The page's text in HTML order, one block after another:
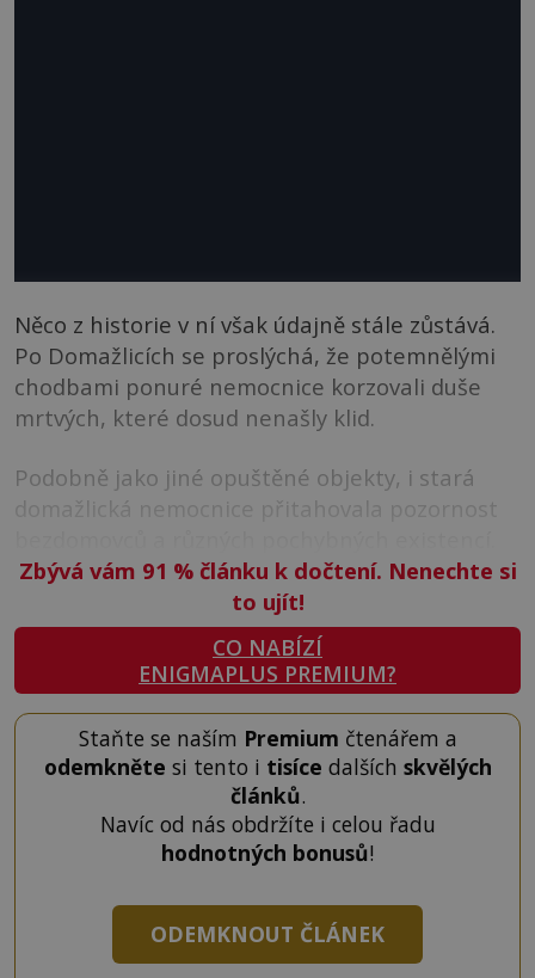
Něco z historie v ní však údajně stále zůstává.
Po Domažlicích se proslýchá, že potemnělými
chodbami ponuré nemocnice korzovali duše
mrtvých, které dosud nenašly klid.
Podobně jako jiné opuštěné objekty, i stará
domažlická nemocnice přitahovala pozornost
Zbývá vám 91 %článku k dočtení. Nenechte si
to ujít!
CO NABÍZÍ
ENIGMAPLUS PREMIUM?
Staňte se naším Premium čtenářem a
odemkněte si tento i tisíce dalších skvělých
článků.
Navíc od nás obdržíte i celou řadu
hodnotných bonusů!
ODEMKNOUT ČLÁNEK